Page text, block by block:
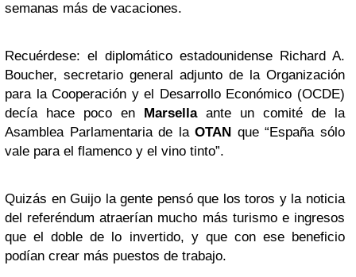
semanas más de vacaciones.
Recuérdese: el diplomático estadounidense Richard A.
Boucher, secretario general adjunto de la Organización
para la Cooperación y el Desarrollo Económico (OCDE)
decía hace poco en Marsellaante un comité de la
Asamblea Parlamentaria de laOTAN que “España sólo
vale para el flamenco y el vino tinto”.
Quizás en Guijo la gente pensó que los toros y la noticia
del referéndum atraerían mucho más turismo e ingresos
que el doble de lo invertido, y que con ese beneficio
podían crear más puestos de trabajo.